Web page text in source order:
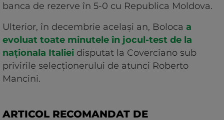
banca de rezerve în 5-0 cu Republica Moldova.
Ulterior, în decembrie același an, Boloca a
evoluat toate minutele în jocul-test de la
naționala Italiei disputat la Coverciano sub
privirile selecționerului de atunci Roberto
Mancini.
ARTICOL RECOMANDAT DE